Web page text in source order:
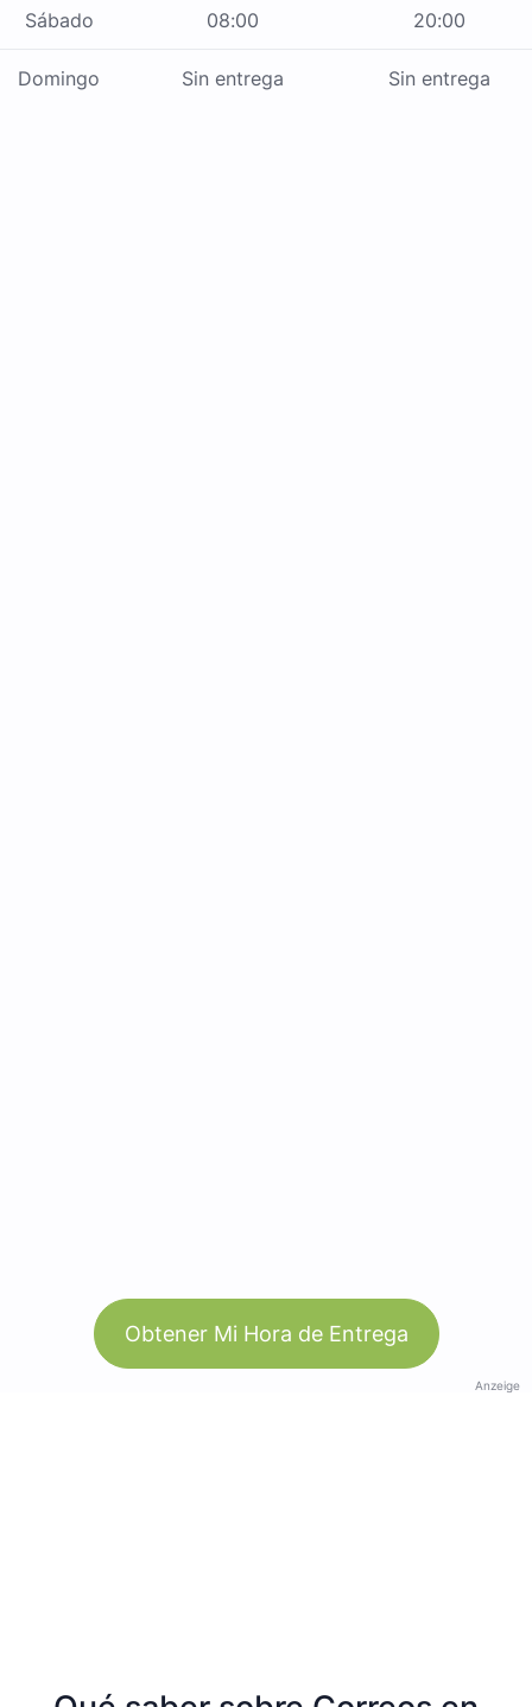
Sábado 08:00 20:00
Domingo Sin entrega Sin entrega
Obtener Mi Hora de Entrega
Anzeige